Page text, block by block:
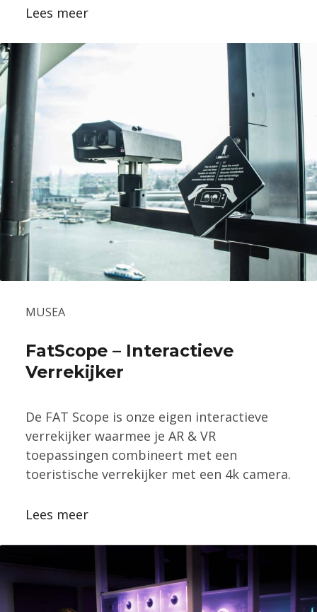
Lees meer
MUSEA
FatScope – Interactieve
Verrekijker
De FAT Scope is onze eigen interactieve
verrekijker waarmee je AR & VR
toepassingen combineert met een
toeristische verrekijker met een 4k camera.
Lees meer